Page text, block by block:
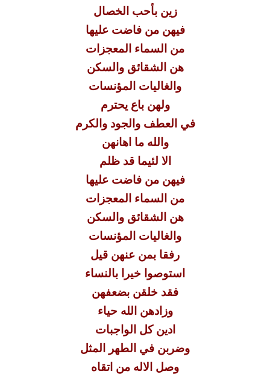
زين بأحب الخصال
فيهن من فاضت عليها
من السماء المعجزات
هن الشقائق والسكن
والغاليات المؤنسات
ولهن باع يحترم
في العطف والجود والكرم
والله ما اهانهن
الا لئيما قد ظلم
فيهن من فاضت عليها
من السماء المعجزات
هن الشقائق والسكن
والغاليات المؤنسات
رفقا بمن عنهن قيل
استوصوا خيرا بالنساء
فقد خلقن بضعفهن
وزادهن الله حياء
ادين كل الواجبات
وضربن في الطهر المثل
وصل الاله من اتقاه